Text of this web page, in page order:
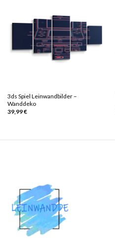
3ds Spiel Leinwandbilder –
Wanddeko
39,99€